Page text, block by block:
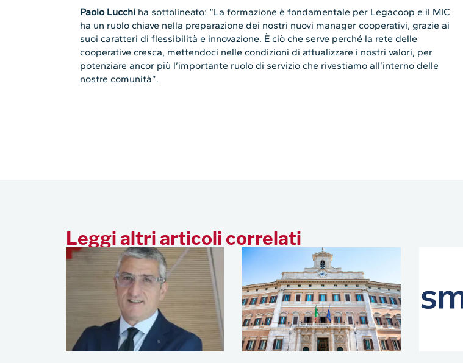
Paolo Lucchi ha sottolineato: “La formazione è fondamentale per Legacoop e il MIC
ha un ruolo chiave nella preparazione dei nostri nuovi manager cooperativi, grazie ai
suoi caratteri di flessibilità e innovazione. È ciò che serve perché la rete delle
cooperative cresca, mettendoci nelle condizioni di attualizzare i nostri valori, per
potenziare ancor più l’importante ruolo di servizio che rivestiamo all’interno delle
nostre comunità”.
Leggi altri articoli correlati